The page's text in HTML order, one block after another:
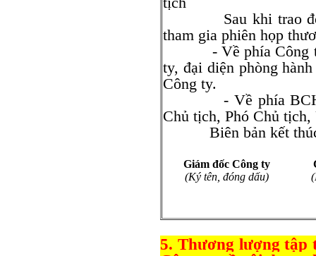
Sau khi trao đổi,
tham gia phiên họp
- Về phía Công ty:
ty, đại diện phòng
Công ty.
- Về phía BCH
Chủ tịch, Phó Chủ
Biên bản kết thúc
Giám đốc Công ty
(Ký tên, đóng dấu)
5. Thương lượng tập